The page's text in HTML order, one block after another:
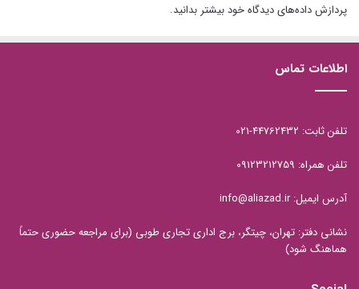
محسوب می شوند. میوه هایی از قبیل:
متخصصان می گویند، این
پردازش داده‌های دیدگاه خود بیشتر بدانید.
اطلاعات تماس
تلفن ثابت: 44762432-021
تلفن همراه: 09123212759
آدرس ایمیل: info@aliazad.ir
نشانی دفتر: تهران، چیتگر، برج اداری تجاری طوبی (برای مراجعه حضوری حتماً
هماهنگ شود)